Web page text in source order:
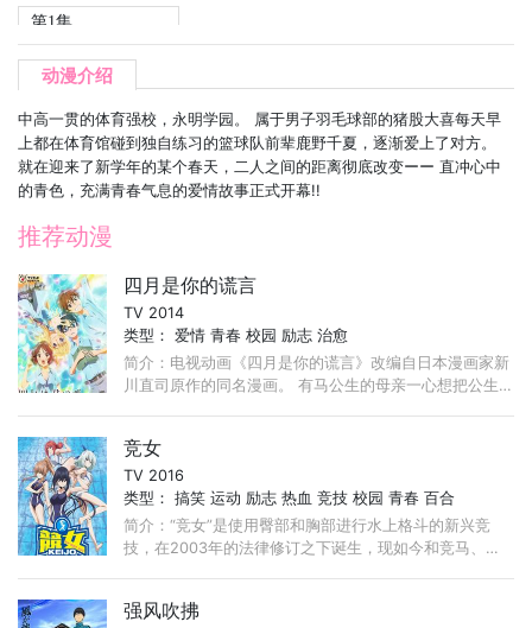
第1集
动漫介绍
中高一贯的体育强校，永明学园。 属于男子羽毛球部的猪股大喜每天早
上都在体育馆碰到独自练习的篮球队前辈鹿野千夏，逐渐爱上了对方。
就在迎来了新学年的某个春天，二人之间的距离彻底改变ーー 直冲心中
的青色，充满青春气息的爱情故事正式开幕!!
推荐动漫
四月是你的谎言
TV 2014
类型：爱情 青春 校园 励志 治愈
简介：电视动画《四月是你的谎言》改编自日本漫画家新
川直司原作的同名漫画。 有马公生的母亲一心想把公生
竞女
TV 2016
类型：搞笑 运动 励志 热血 竞技 校园 青春 百合
简介：“竞女”是使用臀部和胸部进行水上格斗的新兴竞
技，在2003年的法律修订之下诞生，现如今和竞马、竞
强风吹拂